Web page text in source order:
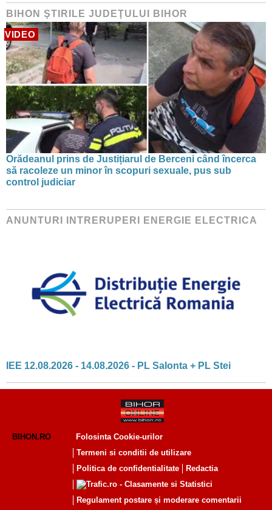
BIHON ŞTIRILE JUDEŢULUI BIHOR
VIDEO
Orădeanul prins de Justițiarul de Berceni când încerca
să racoleze un minor în scopuri sexuale, pus sub
control judiciar
ANUNTURI INTRERUPERI ENERGIE ELECTRICA
IEE 12.08.2026 - 14.08.2026 - PL Salonta + PL Stei
BIHON.RO
Folosinta Cookie-urilor
Termeni si conditii de utilizare
Politica de confidentialitate
Redactia
Regulament postare și moderare comentarii